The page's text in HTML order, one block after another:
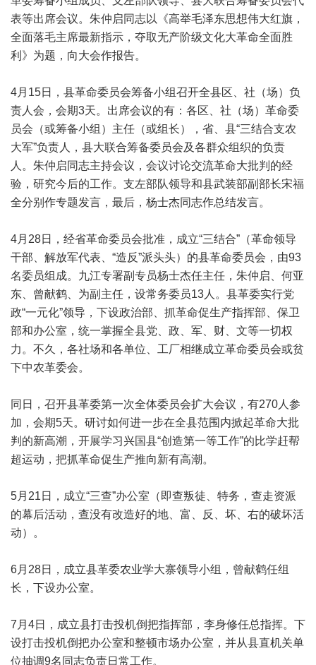
表等出席会议。朱仲启同志以《高举毛泽东思想伟大红旗，
全面落毛主席最新指示，夺取无产阶级文化大革命全面胜
利》为题，向大会作报告。
4月15日，县革命委员会筹备小组召开全县区、社（场）负
责人会，会期3天。出席会议的有：各区、社（场）革命委
员会（或筹备小组）主任（或组长），省、县“三结合支农
大军”负责人，县大联合筹备委员会及各群众组织的负责
人。朱仲启同志主持会议，会议讨论交流革命大批判的经
验，研究今后的工作。支左部队领导和县武装部副部长宋福
全分别作专题发言，最后，杨士杰同志作总结发言。
4月28日，经省革命委员会批准，成立“三结合”（革命领导
干部、解放军代表、“造反”派头头）的县革命委员会，由93
名委员组成。九江专署副专员杨士杰任主任，朱仲启、何亚
东、曾献鹤、为副主任，设常务委员13人。县革委实行党
政“一元化”领导，下设政治部、抓革命促生产指挥部、保卫
部和办公室，统一掌握全县党、政、军、财、文等一切权
力。不久，各社场和各单位、工厂相继成立革命委员会或贫
下中农革委会。
同日，召开县革委第一次全体委员会扩大会议，有270人参
加，会期5天。研讨如何进一步在全县范围内掀起革命大批
判的新高潮，开展学习兴国县“创造第一等工作”的比学赶帮
超运动，把抓革命促生产推向新有高潮。
5月21日，成立“三查”办公室（即查叛徒、特务，查走资派
的幕后活动，查没有改造好的地、富、反、坏、右的破坏活
动）。
6月28日，成立县革委农业学大寨领导小组，曾献鹤任组
长，下设办公室。
7月4日，成立县打击投机倒把指挥部，李身修任总指挥。下
设打击投机倒把办公室和整顿市场办公室，并从县直机关单
位抽调9名同志负责日常工作。